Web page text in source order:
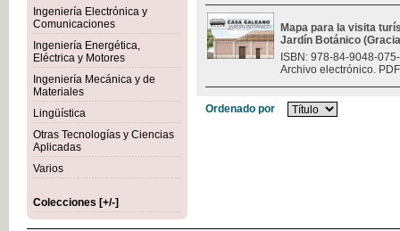
Ingeniería Electrónica y
Comunicaciones
Ingeniería Energética,
Eléctrica y Motores
Ingeniería Mecánica y de
Materiales
Lingüística
Otras Tecnologías y Ciencias
Aplicadas
Varios
Colecciones [+/-]
Mapa para la visita
Jardín Botánico
ISBN: 978-84-9048-
Archivo electrónico.
Ordenado por